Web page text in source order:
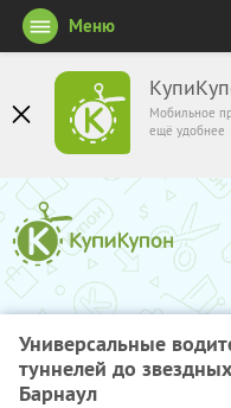
Мобильное
ещё удобнее
Меню
Универсальные
туннелей до
Барнаул